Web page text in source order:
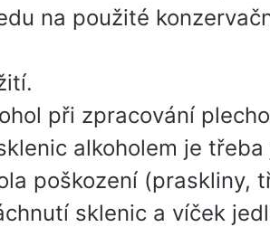
na použité
při zpracování
alkoholem je
poškození (praskliny,
sklenic a víček